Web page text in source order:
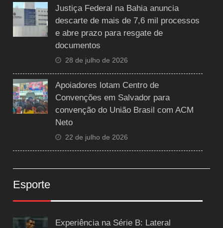
Justiça Federal na Bahia anuncia
descarte de mais de 7,6 mil processos
e abre prazo para resgate de
documentos
28 de julho de 2026
Apoiadores lotam Centro de
Convenções em Salvador para
convenção do União Brasil com ACM
Neto
22 de julho de 2026
Esporte
Experiência na Série B: Lateral